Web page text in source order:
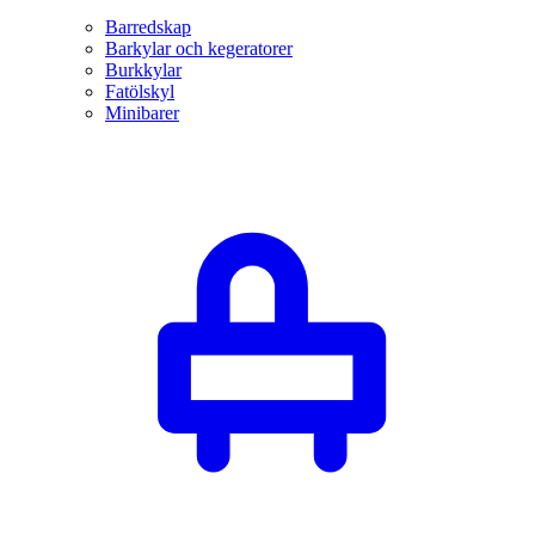
Barredskap
Barkylar och kegeratorer
Burkkylar
Fatölskyl
Minibarer